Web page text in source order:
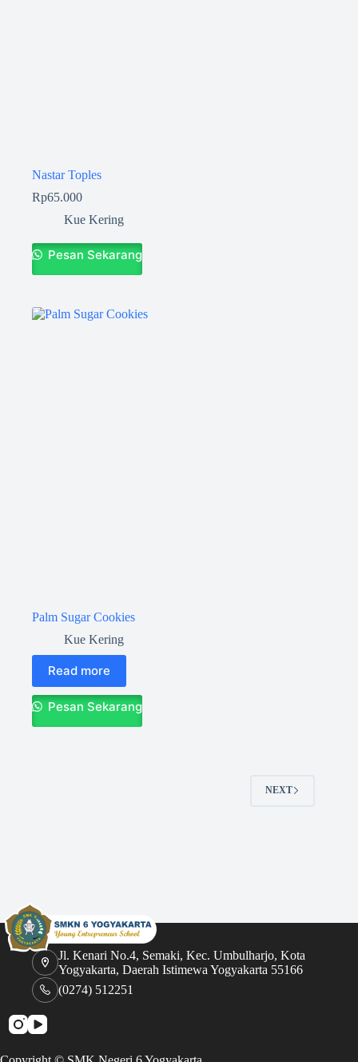
Nastar Toples
Rp65.000
Kue Kering
Pesan Sekarang
Palm Sugar Cookies
Kue Kering
Read more
Pesan Sekarang
NEXT
Jl. Kenari No.4, Semaki, Kec. Umbulharjo, Kota
Yogyakarta, Daerah Istimewa Yogyakarta 55166
(0274) 512251